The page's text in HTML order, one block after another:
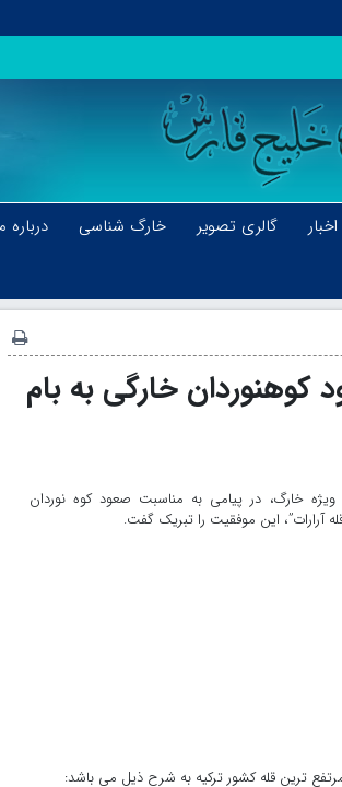
گالری تصویر خارگ شناسی درباره
خارگی به بام
ویژه خارگ، در پیامی به مناسبت صعود کوه نوردان
آرارات”، این موفقیت را تبریک گفت.
ترین قله کشور ترکیه به شرح ذیل می باشد: